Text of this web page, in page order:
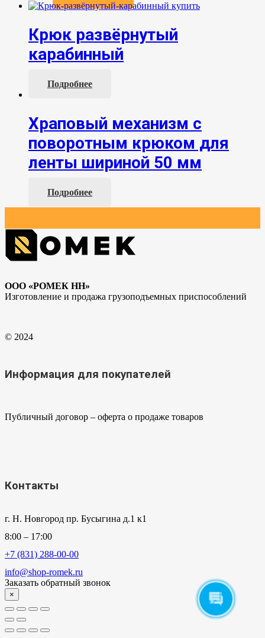
Крюк развёрнутый
карабинный
Подробнее
Храповый механизм с
поворотным крюком для
ленты шириной 50 мм
Подробнее
ООО «РОМЕК НН»
Изготовление и продажа грузоподъемных приспособлений
© 2024
Информация для покупателей
Публичный договор – оферта о продаже товаров
Контакты
г. Н. Новгород пр. Бусыгина д.1 к1
8:00 – 17:00
+7 (831) 288-00-00
info@shop-romek.ru
Заказать обратный звонок
×